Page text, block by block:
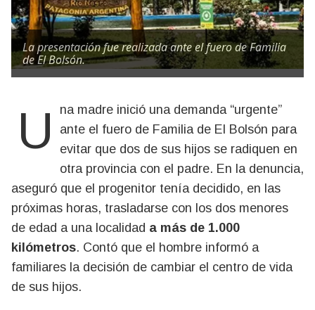
La presentación fue realizada ante el fuero de Familia
de El Bolsón.
Una madre inició una demanda “urgente”
ante el fuero de Familia de El Bolsón para
evitar que dos de sus hijos se radiquen en
otra provincia con el padre. En la denuncia,
aseguró que el progenitor tenía decidido, en las
próximas horas, trasladarse con los dos menores
de edad a una localidad a más de 1.000
kilómetros. Contó que el hombre informó a
familiares la decisión de cambiar el centro de vida
de sus hijos.